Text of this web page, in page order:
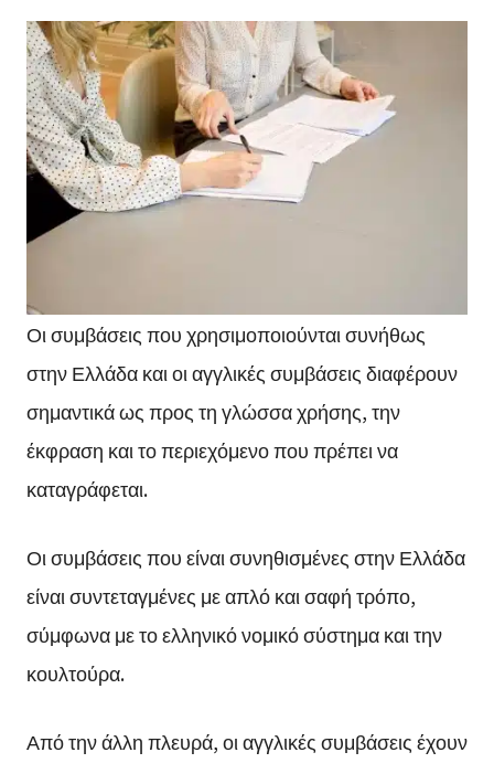
Οι συμβάσεις που χρησιμοποιούνται συνήθως
στην Ελλάδα και οι αγγλικές συμβάσεις διαφέρουν
σημαντικά ως προς τη γλώσσα χρήσης, την
έκφραση και το περιεχόμενο που πρέπει να
καταγράφεται.
Οι συμβάσεις που είναι συνηθισμένες στην Ελλάδα
είναι συντεταγμένες με απλό και σαφή τρόπο,
σύμφωνα με το ελληνικό νομικό σύστημα και την
κουλτούρα.
Από την άλλη πλευρά, οι αγγλικές συμβάσεις έχουν